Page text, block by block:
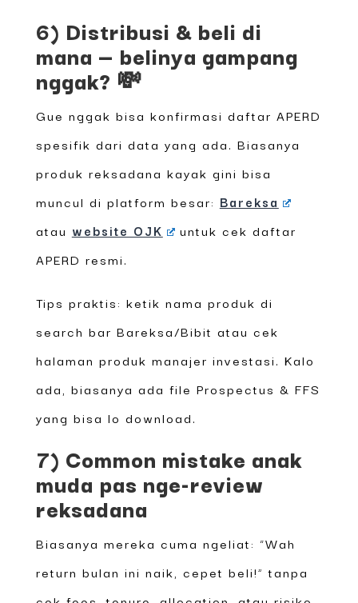
6) Distribusi & beli di
mana — belinya gampang
nggak? 💸
Gue nggak bisa konfirmasi daftar APERD
spesifik dari data yang ada. Biasanya
produk reksadana kayak gini bisa
muncul di platform besar: Bareksa
atau website OJK
untuk cek daftar
APERD resmi.
Tips praktis: ketik nama produk di
search bar Bareksa/Bibit atau cek
halaman produk manajer investasi. Kalo
ada, biasanya ada file Prospectus & FFS
yang bisa lo download.
7) Common mistake anak
muda pas nge-review
reksadana
Biasanya mereka cuma ngeliat: “Wah
return bulan ini naik, cepet beli!” tanpa